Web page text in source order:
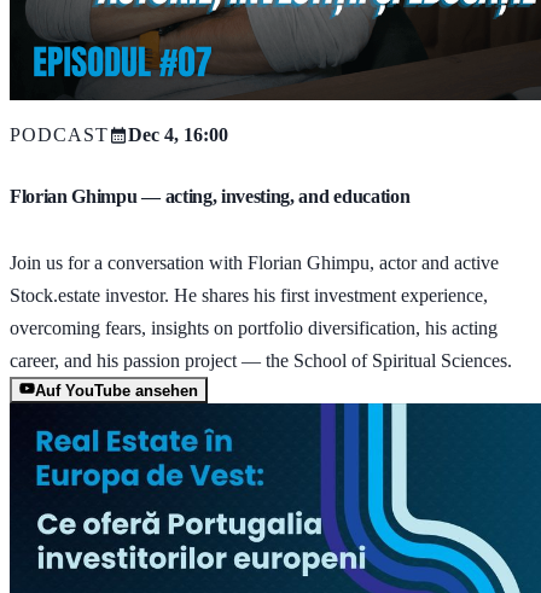
PODCAST Dec 4, 16:00
Florian Ghimpu — acting, investing, and education
Join us for a conversation with Florian Ghimpu, actor and active
Stock.estate investor. He shares his first investment experience,
overcoming fears, insights on portfolio diversification, his acting
career, and his passion project — the School of Spiritual Sciences.
Auf YouTube ansehen